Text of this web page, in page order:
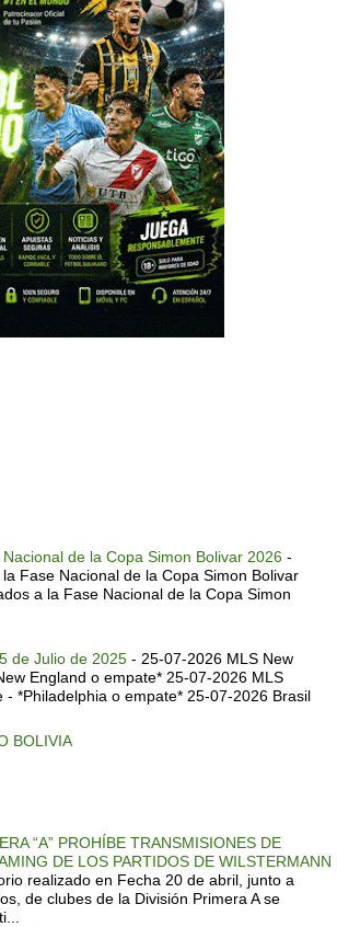
de la Copa Simon Bolivar 2026 -
Fase Nacional de la Copa Simon Bolivar
a la Fase Nacional de la Copa Simon
de Julio de 2025 - 25-07-2026 MLS New
England o empate* 25-07-2026 MLS
- *Philadelphia o empate* 25-07-2026 Brasil
BOLIVIA
“A” PROHÍBE TRANSMISIONES DE
DE LOS PARTIDOS DE WILSTERMANN
realizado en Fecha 20 de abril, junto a
de clubes de la División Primera A se